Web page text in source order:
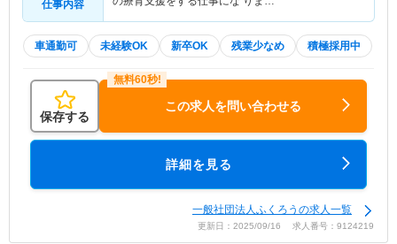
仕事内容
車通勤可 未経験OK 新卒OK 残業少なめ 積極採用中
保存する
この求人を問い合わせる
詳細を見る
一般社団法人ふくろうの求人一覧
更新日：2025/09/16 求人番号：9124219